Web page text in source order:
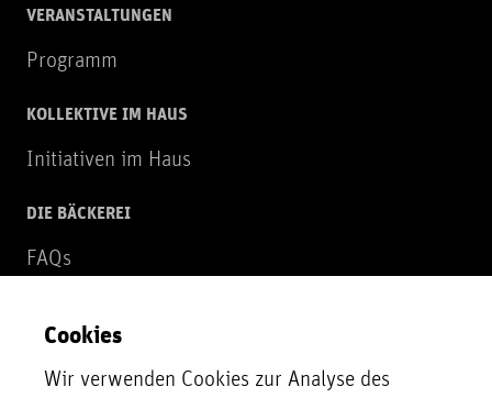
VERANSTALTUNGEN
Programm
KOLLEKTIVE IM HAUS
Initiativen im Haus
DIE BÄCKEREI
FAQs
NEWSLETTER
Zur Newsletter Anmeldung
Cookies
Wir verwenden Cookies zur Analyse des